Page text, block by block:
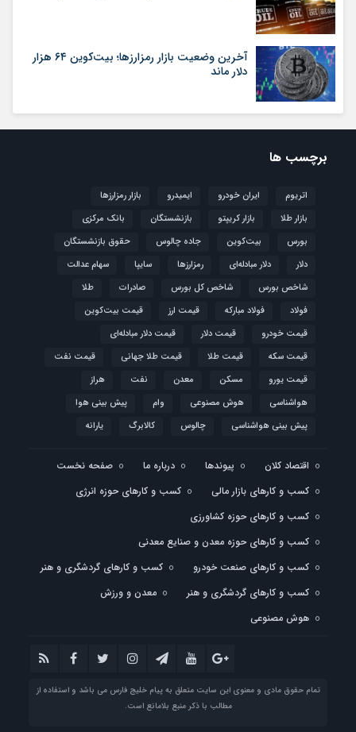
آخرین وضعیت بازار رمزارزها؛ بیت‌کوین ۶۴ هزار
دلار ماند
برچسب ها
اتریوم ایران خودرو ایمیدرو
بازار رمزارزها
بازار طلا
بازار کریپتو بازنشستگان
بانک مرکزی
بورس
بیت‌کوین جاده چالوس
حقوق بازنشستگان
دلار
دلار مبادله‌ای رمزارزها سایپا
سهام عدالت
شاخص بورس
شاخص کل بورس صادرات
طلا
فولاد
فولاد مبارکه قیمت ارز
قیمت بیت‌کوین
قیمت خودرو
قیمت دلار
قیمت دلار مبادله‌ای
قیمت سکه
قیمت طلا قیمت طلا جهانی
قیمت نفت
قیمت یورو
مسکن معدن نفت
هراز
هواشناسی
هوش مصنوعی وام
پیش بینی هوا
پیش بینی هواشناسی
چالوس کالابرگ یارانه
اقتصاد کلان پیوندها درباره ما
صفحه نخست
کسب و کارهای بازار مالی
کسب و کارهای حوزه انرژی
کسب و کارهای حوزه کشاورزی
کسب و کارهای حوزه معدن و صنایع معدنی
کسب و کارهای صنعت خودرو
کسب و کارهای گردشگری و هنر
کسب و کارهای گردشگری و هنر
معدن و ورزش
هوش مصنوعی
تمام حقوق مادی و معنوی این سایت متعلق به پیام خلیج فارس می باشد و استفاده از
مطالب با ذکر منبع بلامانع است.